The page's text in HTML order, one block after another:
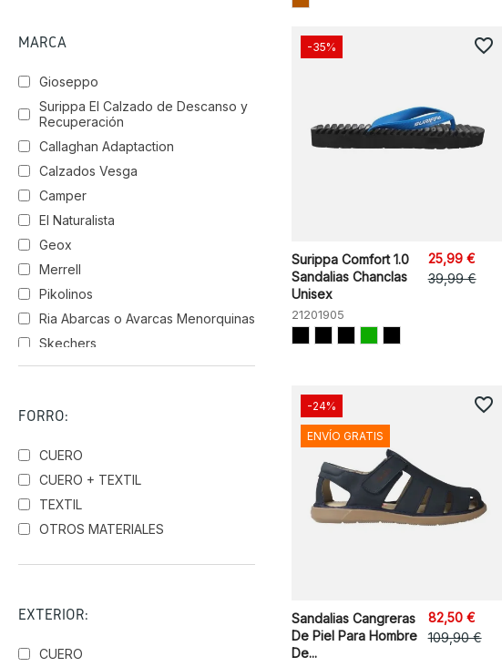
MARCA
Gioseppo
Surippa El Calzado de Descanso y
Recuperación
Callaghan Adaptaction
Calzados Vesga
Camper
El Naturalista
Geox
Merrell
Pikolinos
Ria Abarcas o Avarcas Menorquinas
Skechers
Walk & Fly
FORRO:
CUERO
CUERO + TEXTIL
TEXTIL
OTROS MATERIALES
EXTERIOR:
CUERO
Surippa Comfort 1.0
Sandalias Chanclas
Unisex
21201905
25,99 €
39,99 €
-35% favorite_border
Sandalias Cangreras
De Piel Para Hombre
De...
82,50 €
109,90 €
-24%
ENVÍO GRATIS
favorite_border